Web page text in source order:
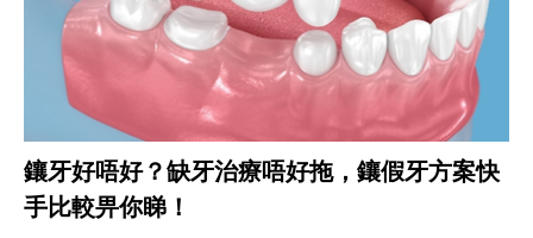
鑲牙好唔好？缺牙治療唔好拖，鑲假牙方案快
手比較畀你睇！